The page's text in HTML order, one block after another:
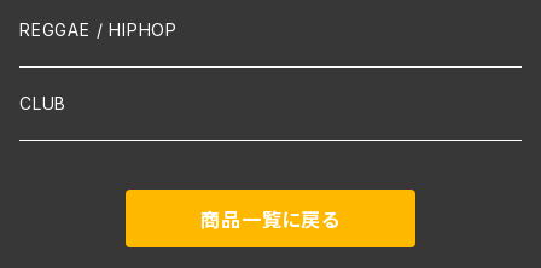
声楽
吹奏楽
Contemporary / Avangarde
REGGAE / HIPHOP
CLUB
商品一覧に戻る